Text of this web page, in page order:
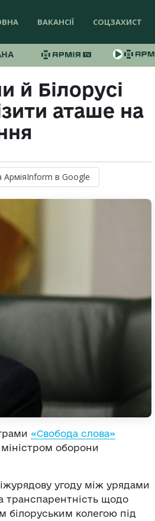
ВАКАНСІЇ СОЦЗАХИСТ
й Білорусі
аташе на
АрміяInform в Google
«Свобода слова»
оборони
угоду між урядами
транспарентність щодо
білоруським колегою під